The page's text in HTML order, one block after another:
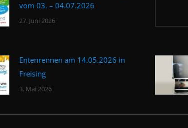
vom 03. – 04.07.2026
27. Juni 2026
Entenrennen am 14.05.2026 in
Freising
3. Mai 2026